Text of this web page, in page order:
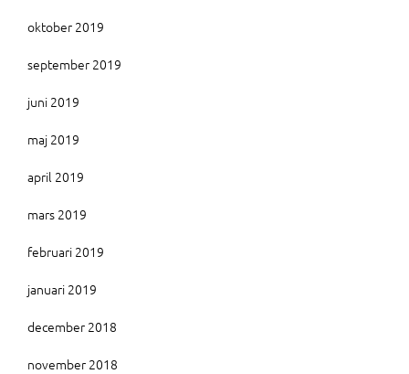
oktober 2019
september 2019
juni 2019
maj 2019
april 2019
mars 2019
februari 2019
januari 2019
december 2018
november 2018